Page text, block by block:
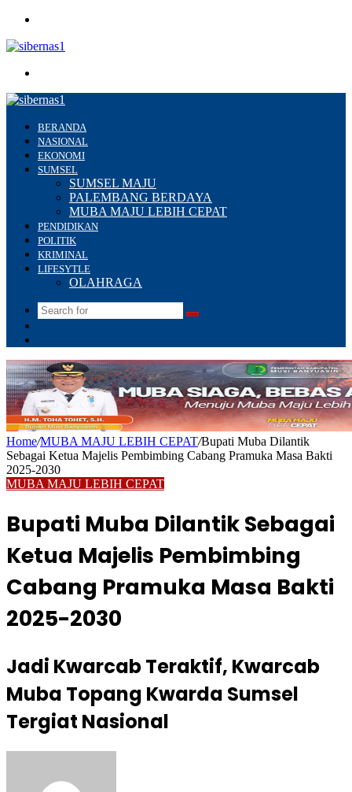
BERANDA
NASIONAL
EKONOMI
SUMSEL
SUMSEL MAJU
PALEMBANG BERDAYA
MUBA MAJU LEBIH CEPAT
PENDIDIKAN
POLITIK
KRIMINAL
LIFESYTLE
OLAHRAGA
Search
Home/MUBA MAJU LEBIH CEPAT/Bupati Muba Dilantik
Sebagai Ketua Majelis Pembimbing Cabang Pramuka Masa Bakti
2025-2030
MUBA MAJU LEBIH CEPAT
Bupati Muba Dilantik Sebagai
Ketua Majelis Pembimbing
Cabang Pramuka Masa Bakti
2025-2030
Jadi Kwarcab Teraktif, Kwarcab
Muba Topang Kwarda Sumsel
Tergiat Nasional